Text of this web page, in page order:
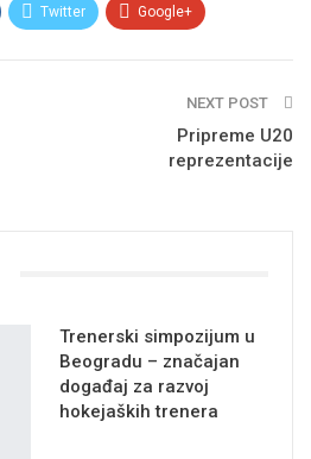
Twitter Google+
NEXT POST
Pripreme U20
reprezentacije
Trenerski simpozijum u
Beogradu – značajan
događaj za razvoj
hokejaških trenera